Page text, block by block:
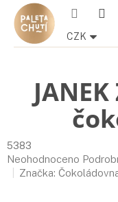
Přejít
obsah
CZK
5383
Průměrné
hodnocení
Neohodnoceno
Značka: